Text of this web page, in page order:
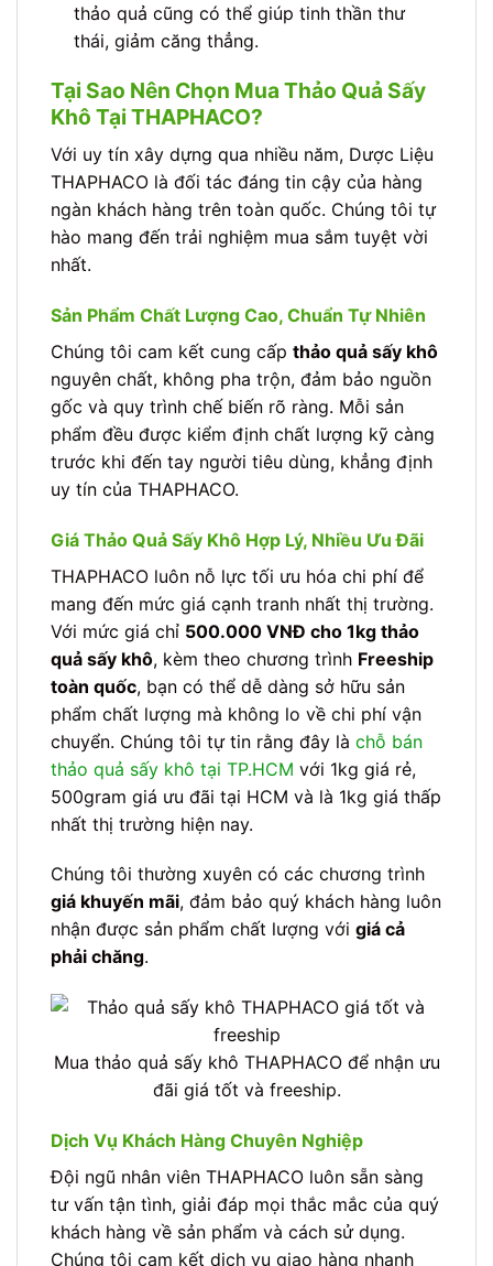
thảo quả cũng có thể giúp tinh thần thư
thái, giảm căng thẳng.
Tại Sao Nên Chọn Mua Thảo Quả Sấy
Khô Tại THAPHACO?
Với uy tín xây dựng qua nhiều năm, Dược Liệu
THAPHACO là đối tác đáng tin cậy của hàng
ngàn khách hàng trên toàn quốc. Chúng tôi tự
hào mang đến trải nghiệm mua sắm tuyệt vời
nhất.
Sản Phẩm Chất Lượng Cao, Chuẩn Tự Nhiên
Chúng tôi cam kết cung cấp thảo quả sấy khô
nguyên chất, không pha trộn, đảm bảo nguồn
gốc và quy trình chế biến rõ ràng. Mỗi sản
phẩm đều được kiểm định chất lượng kỹ càng
trước khi đến tay người tiêu dùng, khẳng định
uy tín của THAPHACO.
Giá Thảo Quả Sấy Khô Hợp Lý, Nhiều Ưu Đãi
THAPHACO luôn nỗ lực tối ưu hóa chi phí để
mang đến mức giá cạnh tranh nhất thị trường.
Với mức giá chỉ 500.000 VNĐ cho 1kg thảo
quả sấy khô, kèm theo chương trình Freeship
toàn quốc, bạn có thể dễ dàng sở hữu sản
phẩm chất lượng mà không lo về chi phí vận
chuyển. Chúng tôi tự tin rằng đây là chỗ bán
thảo quả sấy khô tại TP.HCM với 1kg giá rẻ,
500gram giá ưu đãi tại HCM và là 1kg giá thấp
nhất thị trường hiện nay.
Chúng tôi thường xuyên có các chương trình
giá khuyến mãi, đảm bảo quý khách hàng luôn
nhận được sản phẩm chất lượng với giá cả
phải chăng.
Mua thảo quả sấy khô THAPHACO để nhận ưu
đãi giá tốt và freeship.
Dịch Vụ Khách Hàng Chuyên Nghiệp
Đội ngũ nhân viên THAPHACO luôn sẵn sàng
tư vấn tận tình, giải đáp mọi thắc mắc của quý
khách hàng về sản phẩm và cách sử dụng.
Chúng tôi cam kết dịch vụ giao hàng nhanh